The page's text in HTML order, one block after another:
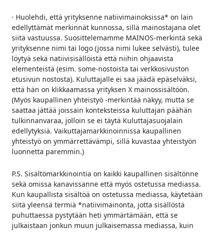
· Huolehdi, että yrityksenne natiivimainoksissa* on lain
edellyttämät merkinnät kunnossa, sillä mainostajana olet
siitä vastuussa. Suosittelemamme MAINOS-merkintä sekä
yrityksenne nimi tai logo (jossa nimi lukee selvästi), tulee
löytyä sekä natiivisisällöistä että niihin ohjaavista
elementeistä (esim. some-nostoista tai verkkosivuston
etusivun nostosta). Kuluttajalle ei saa jäädä epäselväksi,
että hän on klikkaamassa yrityksen X mainossisältöön.
(Myös kaupallinen yhteistyö -merkintää näkyy, mutta se
saattaa jättää joissain konteksteissa kuluttajan päähän
tulkinnanvaraa, jolloin se ei täytä Kuluttajasuojalain
edellytyksiä. Vaikuttajamarkkinoinnissa kaupallinen
yhteistyö on ymmärrettävämpi, sillä kuvastaa yhteistyön
luonnetta paremmin.)
P.S. Sisältömarkkinointia on kaikki kaupallinen sisältönne
sekä omissa kanavissanne että myös ostetussa mediassa.
Kun kaupallista sisältöä on ostetussa mediassa, käytetään
siitä yleensä termiä *natiivimainonta, jotta sisällöstä
puhuttaessa pystytään heti ymmärtämään, että se
julkaistaan jonkun muun julkaisemassa mediassa, kuin